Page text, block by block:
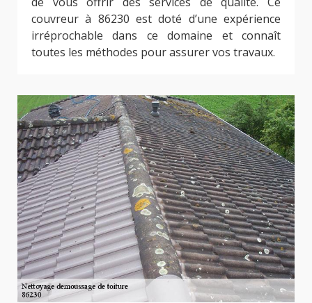
couvreur à 86230 est doté d’une expérience
irréprochable dans ce domaine et connaît
toutes les méthodes pour assurer vos travaux.